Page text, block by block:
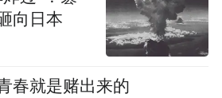
向日本
春就是赌出来的